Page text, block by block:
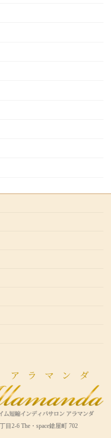
目2-6 The・space鎗屋町 702